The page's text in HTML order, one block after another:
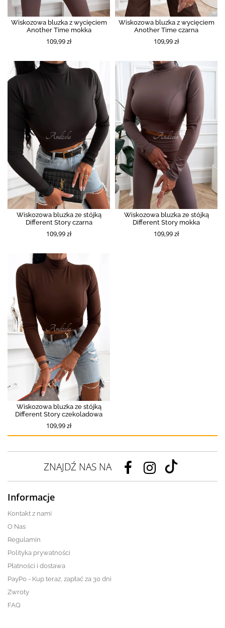
Wiskozowa bluzka z wycięciem
Another Time mokka
109,99 zł
Wiskozowa bluzka z wycięciem
Another Time czarna
109,99 zł
Wiskozowa bluzka ze stójką
Different Story czarna
109,99 zł
Wiskozowa bluzka ze stójką
Different Story mokka
109,99 zł
Wiskozowa bluzka ze stójką
Different Story czekoladowa
109,99 zł
ZNAJDŹ NAS NA
Informacje
Kontakt z nami
O Nas
Regulamin
Polityka prywatności
Płatności i dostawa
PayPo - Kup teraz, zapłać za 30 dni
Zwroty
FAQ